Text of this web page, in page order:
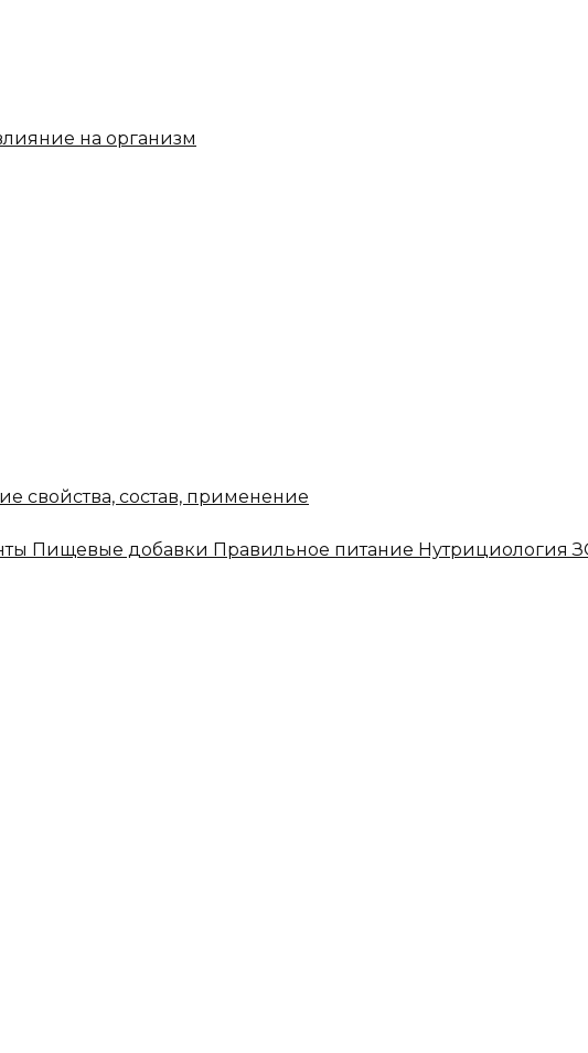
на организм
свойства, состав, применение
Пищевые добавки Правильное питание Нутрициология